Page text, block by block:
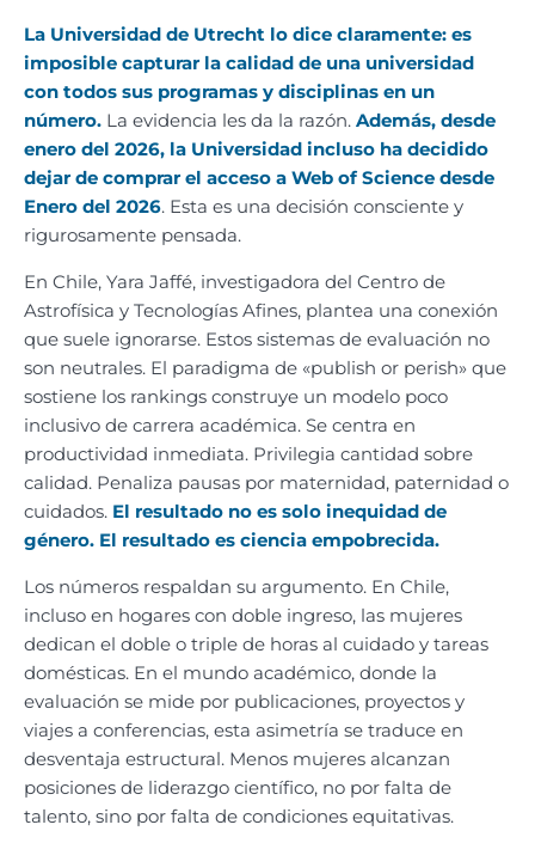
La Universidad de Utrecht lo dice claramente: es
imposible capturar la calidad de una universidad
con todos sus programas y disciplinas en un
número. La evidencia les da la razón. Además, desde
enero del 2026, la Universidad incluso ha decidido
dejar de comprar el acceso a Web of Science desde
Enero del 2026. Esta es una decisión consciente y
rigurosamente pensada.
En Chile, Yara Jaffé, investigadora del Centro de
Astrofísica y Tecnologías Afines, plantea una conexión
que suele ignorarse. Estos sistemas de evaluación no
son neutrales. El paradigma de «publish or perish» que
sostiene los rankings construye un modelo poco
inclusivo de carrera académica. Se centra en
productividad inmediata. Privilegia cantidad sobre
calidad. Penaliza pausas por maternidad, paternidad o
cuidados. El resultado no es solo inequidad de
género. El resultado es ciencia empobrecida.
Los números respaldan su argumento. En Chile,
incluso en hogares con doble ingreso, las mujeres
dedican el doble o triple de horas al cuidado y tareas
domésticas. En el mundo académico, donde la
evaluación se mide por publicaciones, proyectos y
viajes a conferencias, esta asimetría se traduce en
desventaja estructural. Menos mujeres alcanzan
posiciones de liderazgo científico, no por falta de
talento, sino por falta de condiciones equitativas.